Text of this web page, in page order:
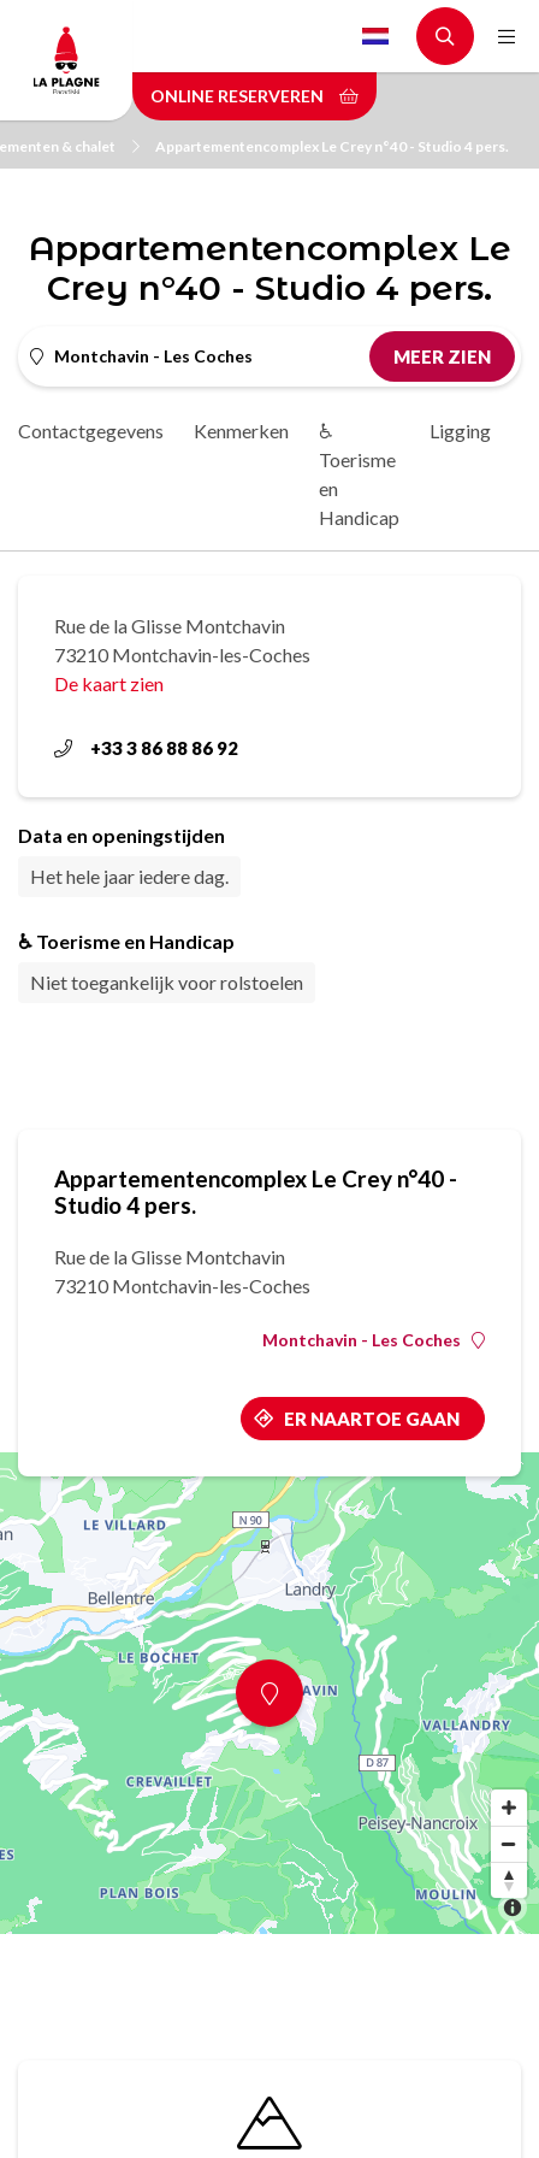
main
content
ONLINE RESERVEREN
& chalet Appartementencomplex Le Crey n°40 - Studio 4 pers.
Appartementencomplex Le
Crey n°40 - Studio 4 pers.
Montchavin - Les Coches MEER ZIEN
Contactgegevens Kenmerken
♿
Toerisme
en
Handicap
Ligging
Rue de la Glisse Montchavin
73210 Montchavin-les-Coches
De kaart zien
+33 3 86 88 86 92
Data en openingstijden
Het hele jaar iedere dag.
♿ Toerisme en Handicap
Niet toegankelijk voor rolstoelen
Appartementencomplex Le Crey n°40 -
Studio 4 pers.
Rue de la Glisse Montchavin
73210 Montchavin-les-Coches
Montchavin - Les Coches
ER NAARTOE GAAN